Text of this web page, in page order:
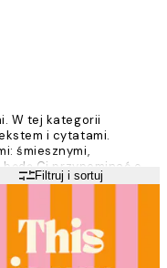
W tej kategorii
i cytatami.
śmiesznymi,
Ci przypominać o
między innymi w wersji
Filtruj i sortuj